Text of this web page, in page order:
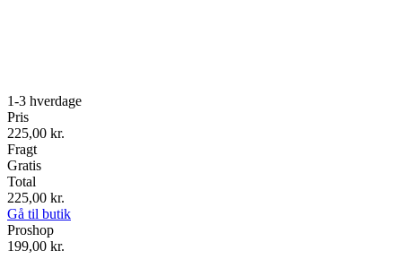
1-3 hverdage
Pris
225,00 kr.
Fragt
Gratis
Total
225,00 kr.
Gå til butik
Proshop
199,00 kr.